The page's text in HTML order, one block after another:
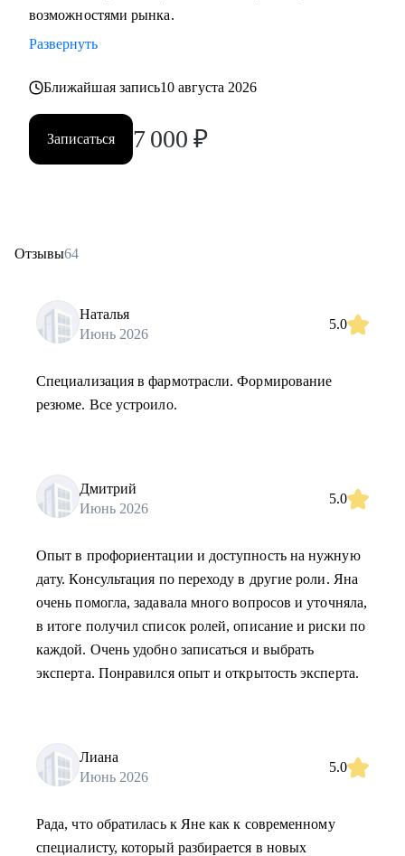
возможностями рынка.
Развернуть
Ближайшая запись10 августа 2026
Записаться 7 000 ₽
Отзывы64
Наталья
Июнь 2026
5.0
Специализация в фармотрасли. Формирование
резюме. Все устроило.
Дмитрий
Июнь 2026
5.0
Опыт в профориентации и доступность на нужную
дату. Консультация по переходу в другие роли. Яна
очень помогла, задавала много вопросов и уточняла,
в итоге получил список ролей, описание и риски по
каждой. Очень удобно записаться и выбрать
эксперта. Понравился опыт и открытость эксперта.
Лиана
Июнь 2026
5.0
Рада, что обратилась к Яне как к современному
специалисту, который разбирается в новых